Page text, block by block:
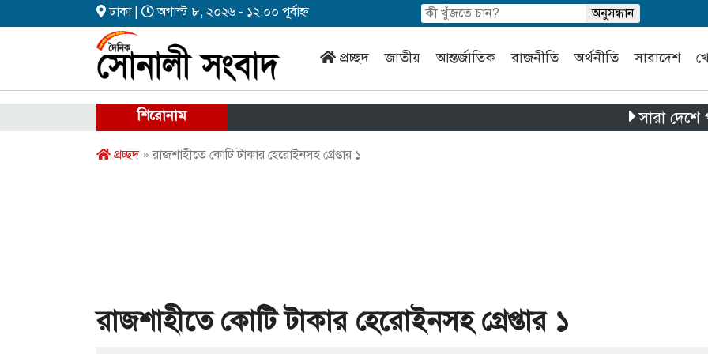
ঢাকা | অগাস্ট ৮, ২০২৬ - ১২:০০ পূর্বাহ্ন
প্রচ্ছদ জাতীয় আন্তর্জাতিক রাজনীতি অর্থনীতি সারাদেশ
শিরোনাম সারা দেশে পৃথক
প্রচ্ছদ» রাজশাহীতে কোটি টাকার হেরোইনসহ গ্রেপ্তার ১
রাজশাহীতে কোটি টাকার হেরোইনসহ গ্রেপ্তার ১